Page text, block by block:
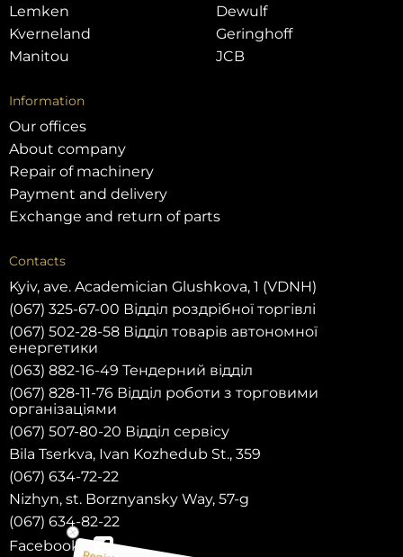
Lemken
Kverneland
Manitou
Dewulf
Geringhoff
JCB
Information
Our offices
About company
Repair of machinery
Payment and delivery
Exchange and return of parts
Contacts
Kyiv, ave. Academician Glushkova, 1 (VDNH)
(067) 325-67-00 Відділ роздрібної торгівлі
(067) 502-28-58 Відділ товарів автономної
енергетики
(063) 882-16-49 Тендерний відділ
(067) 828-11-76 Відділ роботи з торговими
організаціями
(067) 507-80-20 Відділ сервісу
Bila Tserkva, Ivan Kozhedub St., 359
(067) 634-72-22
Nizhyn, st. Borznyansky Way, 57-g
(067) 634-82-22
Facebook